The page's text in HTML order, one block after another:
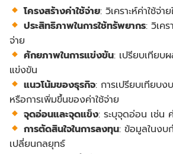
โครงสร้างค่าใช้จ่าย: วิเคราะห์ค่าใช้จ่
ประสิทธิภาพในการใช้ทรัพยากร: วิเค
จ่าย
ศักยภาพในการแข่งขัน: เปรียบเทียบ
แข่งขัน
แนวโน้มของธุรกิจ: การเปรียบเทียบง
หรือการเพิ่มขึ้นของค่าใช้จ่าย
จุดอ่อนและจุดแข็ง: ระบุจุดอ่อน เช่น
การตัดสินใจในการลงทุน: ข้อมูลในงบ
เปลี่ยนกลยุทธ์